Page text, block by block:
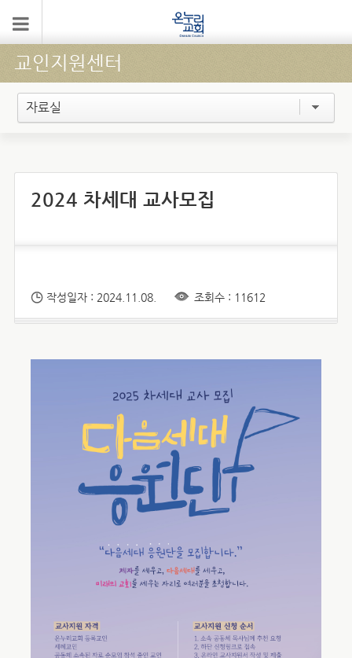
교인지원센터
자료실
2024 차세대 교사모집
작성일자 : 2024.11.08. 조회수 : 11612